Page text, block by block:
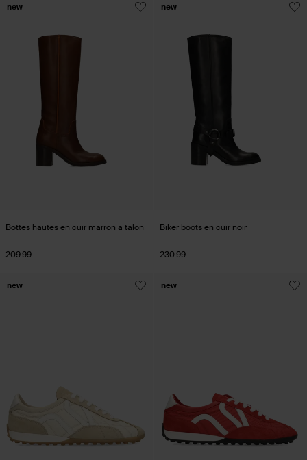
Bottes hautes en cuir marron à talon
209.99
new
Biker boots en cuir noir
230.99
new
new new